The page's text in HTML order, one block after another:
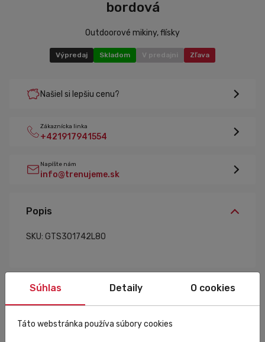
bordová
Outdoorové mikiny, flísky
Výpredaj Skladom V predajni Zľava
Našiel si lepšiu cenu?
Zákaznícka linka
+421917941554
Napíšte nám
info@trenujeme.sk
Popis
SKU: GTS301742L80
Špecifikácia
Súhlas Detaily O cookies
Táto webstránka používa súbory cookies